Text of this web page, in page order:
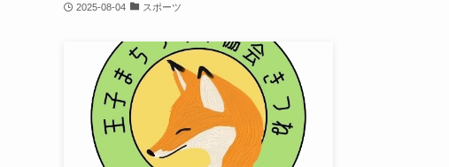
2025-08-04 スポーツ